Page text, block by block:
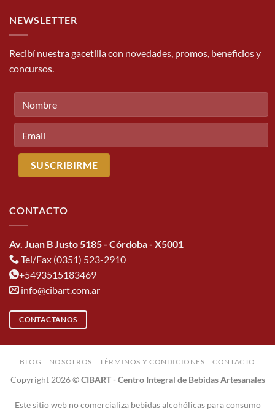
NEWSLETTER
Recibí nuestra gacetilla con novedades, promos, beneficios y
concursos.
CONTACTO
Av. Juan B Justo 5185 - Córdoba - X5001
Tel/Fax (0351) 523-2910
+5493515183469
info@cibart.com.ar
CONTACTANOS
BLOG NOSOTROS TÉRMINOS Y CONDICIONES CONTACTO
Copyright 2026 ©CIBART - Centro Integral de Bebidas Artesanales
Este sitio web no comercializa bebidas alcohólicas para consumo